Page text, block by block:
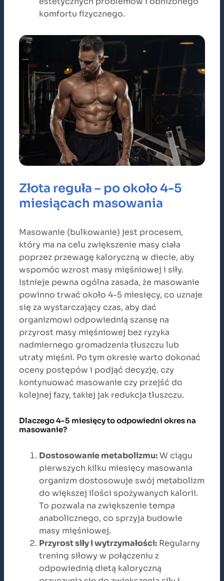
komfortu fizycznego.
Złota reguła – po około 4-5
miesiącach masowania
Masowanie (bulkowanie) jest procesem,
który ma na celu zwiększenie masy ciała
poprzez przewagę kaloryczną w diecie, aby
wspomóc wzrost masy mięśniowej i siły.
Istnieje pewna ogólna zasada, że masowanie
powinno trwać około 4-5 miesięcy, co uznaje
się za wystarczający czas, aby dać
organizmowi odpowiednią szansę na
przyrost masy mięśniowej bez ryzyka
nadmiernego gromadzenia tłuszczu lub
utraty mięśni. Po tym okresie warto dokonać
oceny postępów i podjąć decyzję, czy
kontynuować masowanie czy przejść do
kolejnej fazy, takiej jak redukcja tłuszczu.
Dlaczego 4-5 miesięcy to odpowiedni okres na
masowanie?
Dostosowanie metabolizmu:W ciągu
pierwszych kilku miesięcy masowania
organizm dostosowuje swój metabolizm
do większej ilości spożywanych kalorii.
To pozwala na zwiększenie tempa
anabolicznego, co sprzyja budowie
masy mięśniowej.
Przyrost siły i wytrzymałości: Regularny
trening siłowy w połączeniu z
odpowiednią dietą kaloryczną